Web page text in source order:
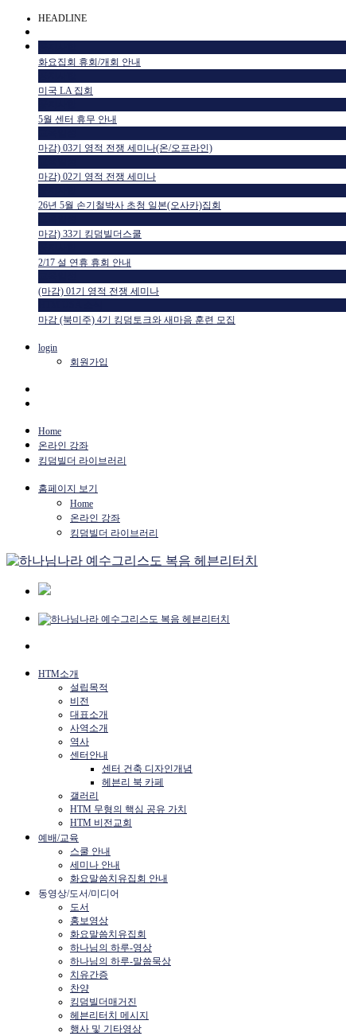
HEADLINE
화요집회 휴회/개회 안내
미국 LA 집회
5월 센터 휴무 안내
마감) 03기 영적 전쟁 세미나(온/오프라인)
마감) 02기 영적 전쟁 세미나
26년 5월 손기철박사 초청 일본(오사카)집회
마감) 33기 킹덤빌더스쿨
2/17 설 연휴 휴회 안내
(마감) 01기 영적 전쟁 세미나
마감 (북미주) 4기 킹덤토크와 새마음 훈련 모집
login
회원가입
Home
온라인 강좌
킹덤빌더 라이브러리
홈페이지 보기
Home
온라인 강좌
킹덤빌더 라이브러리
HTM소개
설립목적
비전
대표소개
사역소개
역사
센터안내
센터 건축 디자인개념
헤븐리 북 카페
갤러리
HTM 무형의 핵심 공유 가치
HTM 비전교회
예배/교육
스쿨 안내
세미나 안내
화요말씀치유집회 안내
동영상/도서/미디어
도서
홍보영상
화요말씀치유집회
하나님의 하루-영상
하나님의 하루-말씀묵상
치유간증
찬양
킹덤빌더매거진
헤븐리터치 메시지
행사 및 기타영상